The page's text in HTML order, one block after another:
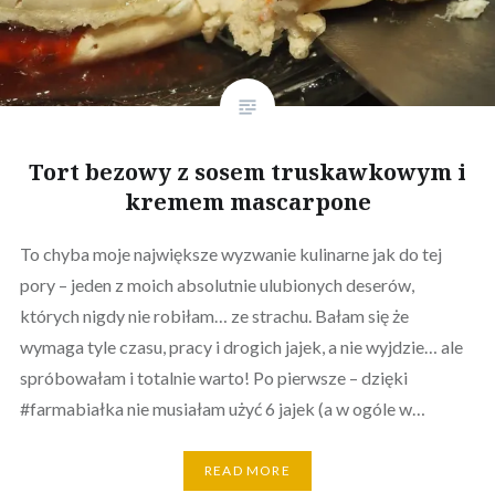
Tort bezowy z sosem truskawkowym i
kremem mascarpone
To chyba moje największe wyzwanie kulinarne jak do tej
pory – jeden z moich absolutnie ulubionych deserów,
których nigdy nie robiłam… ze strachu. Bałam się że
wymaga tyle czasu, pracy i drogich jajek, a nie wyjdzie… ale
spróbowałam i totalnie warto! Po pierwsze – dzięki
#farmabiałka nie musiałam użyć 6 jajek (a w ogóle w…
READ MORE